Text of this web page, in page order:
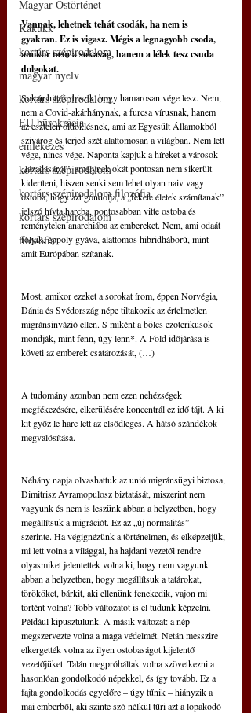
Magyar Őstörténet
Kakukk
kortárs szépirodalom
magyar nyelv
kortárs szépirodalom
EU bürokrácia
emlékezés
kortárs szépirodalom
kortárs szépirodalom filozófia
kortárs szépirodalom
filozófia
Vannak, lehetnek tehát csodák, ha nem is
gyakran. Ez is vigasz. Mégis a legnagyobb csoda,
amikor nem a sokaság, hanem a lélek tesz csuda
dolgokat.
Sokan hitték, hiszik, hogy hamarosan vége lesz. Nem,
nem a Covid-akárhánynak, a furcsa vírusnak, hanem
az esztelen öldöklésnek, ami az Egyesült Államokból
szivárog és terjed szét alattomosan a világban. Nem lett
vége, nincs vége. Naponta kapjuk a híreket a városok
„lázadásáról”, amelynek okát pontosan nem sikerült
kideríteni, hiszen senki sem lehet olyan naiv vagy
ostoba, hogy azt gondolja, a „fekete életek számítanak”
jelszó hívta harcba, pontosabban vitte ostoba és
reménytelen anarchiába az embereket. Nem, ami odaát
folyik, éppoly gyáva, alattomos hibridháború, mint
amit Európában szítanak.
Most, amikor ezeket a sorokat írom, éppen Norvégia,
Dánia és Svédország népe tiltakozik az értelmetlen
migránsinvázió ellen. S miként a bölcs ezoterikusok
mondják, mint fenn, úgy lenn*. A Föld időjárása is
követi az emberek csatározását, (…)
A tudomány azonban nem ezen nehézségek
megfékezésére, elkerülésére koncentrál ez idő tájt. A ki
kit győz le harc lett az elsődleges. A hátsó szándékok
megvalósítása.
Néhány napja olvashattuk az unió migránsügyi biztosa,
Dimitrisz Avramopulosz biztatását, miszerint nem
vagyunk és nem is leszünk abban a helyzetben, hogy
megállítsuk a migrációt. Ez az „új normalitás” –
szerinte. Ha végignézünk a történelmen, és elképzeljük,
mi lett volna a világgal, ha hajdani vezetői rendre
olyasmiket jelentettek volna ki, hogy nem vagyunk
abban a helyzetben, hogy megállítsuk a tatárokat,
törököket, bárkit, aki ellenünk fenekedik, vajon mi
történt volna? Több változatot is el tudunk képzelni.
Például kipusztulunk. A másik változat: a nép
megszervezte volna a maga védelmét. Netán messzire
elkergették volna az ilyen ostobaságot kijelentő
vezetőjüket. Talán megpróbáltak volna szövetkezni a
hasonlóan gondolkodó népekkel, és így tovább. Ez a
fajta gondolkodás egyelőre – úgy tűnik – hiányzik a
mai emberből, aki szinte szó nélkül tűri azt a lopakodó